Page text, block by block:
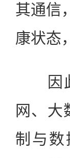
其通信
康状态
因此
网、大
制与